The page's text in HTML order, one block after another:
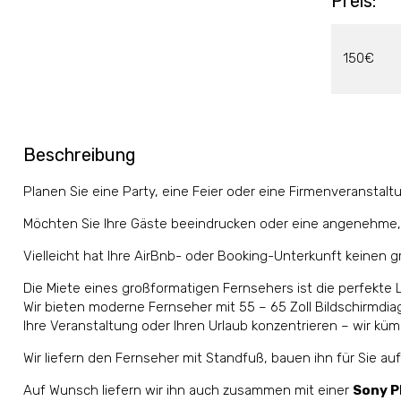
150€
Beschreibung
Planen Sie eine Party, eine Feier oder eine
Möchten Sie Ihre Gäste beeindrucken oder eine
Vielleicht hat Ihre AirBnb- oder Booking-Unterkunft keinen
Die Miete eines großformatigen Fernsehers ist die perfekte
Wir bieten moderne Fernseher mit 55 – 65 Zoll
Ihre Veranstaltung oder Ihren Urlaub konzentrieren – wir
Wir liefern den Fernseher mit Standfuß, bauen ihn für Sie
Auf Wunsch liefern wir ihn auch zusammen mit einer Sony